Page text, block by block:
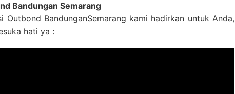
Bandungan Semarang
Outbond BandunganSemarang kami hadirkan untuk Anda,
hati ya :